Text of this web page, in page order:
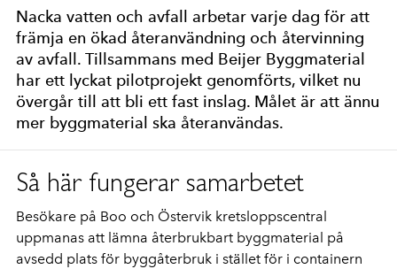
Nacka vatten och avfall arbetar varje dag för att
främja en ökad återanvändning och återvinning
av avfall. Tillsammans med Beijer Byggmaterial
har ett lyckat pilotprojekt genomförts, vilket nu
övergår till att bli ett fast inslag. Målet är att ännu
mer byggmaterial ska återanvändas.
Så här fungerar samarbetet
Besökare på Boo och Östervik kretsloppscentral
uppmanas att lämna återbrukbart byggmaterial på
avsedd plats för byggåterbruk i stället för i containern